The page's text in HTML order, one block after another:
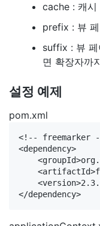
cache : 캐시
prefix : 뷰
suffix : 뷰 페
면 확장자까
설정 예제
pom.xml
<!-- freemarker
<dependency>